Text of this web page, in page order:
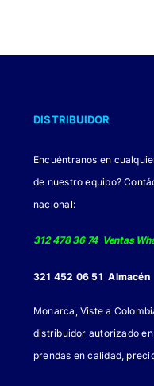
DISTRIBUIDOR
Encuéntranos en
de nuestro equipo?
nacional:
312 478 36 74 Ventas
321 452 06 51 Almacén
Monarca, Viste a
distribuidor autorizado
prendas en calidad,